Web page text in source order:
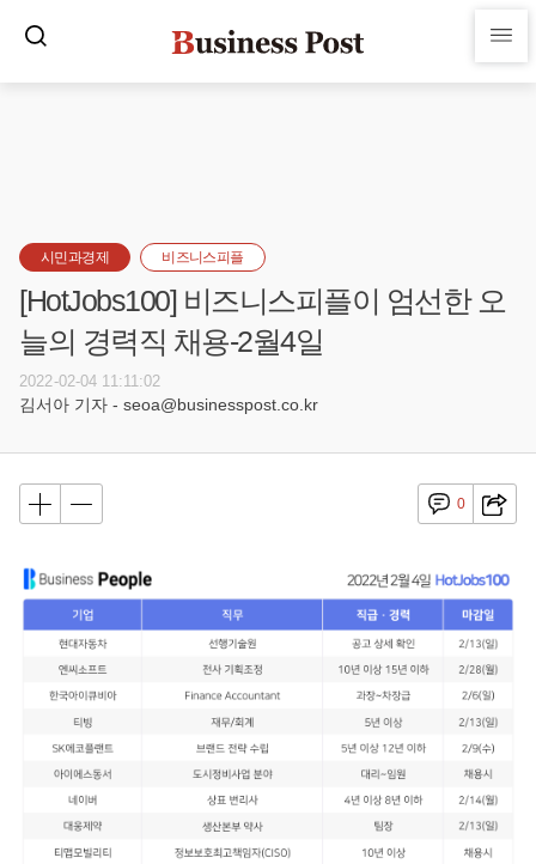
시민과경제 비즈니스피플
[HotJobs100] 비즈니스피플이 엄선한 오
늘의 경력직 채용-2월4일
2022-02-04 11:11:02
김서아 기자 - seoa@businesspost.co.kr
0